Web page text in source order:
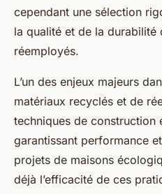
cependant une sélection
la qualité et de la durabilité
réemployés.
L’un des enjeux majeurs
matériaux recyclés et de
techniques de construction
garantissant performance
projets de maisons
déjà l’efficacité de ces